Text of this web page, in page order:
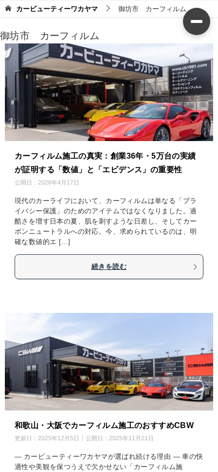
カービューティーワカヤマ 御坊市 カーフィルム
御坊市 カーフィルム
カーフィルム施工の真実：創業36年・5万台の実績
が証明する「数値」と「エビデンス」の重要性
公開日： 2026年4月17日
現代のカーライフにおいて、カーフィルムは単なる「プラ
イバシー保護」のためのアイテムではなくなりました。過
酷さを増す日本の夏、肌を刺すような日差し、そしてカー
ボンニュートラルへの対応。今、求められているのは、明
確な数値的エ […]
続きを読む
和歌山・大阪でカーフィルム施工のおすすめCBW
更新日： 2025年12月5日 公開日： 2025年11月21日
― カービューティーワカヤマが選ばれ続ける理由 ― 車の快
適性や美観を保つうえで欠かせない「カーフィルム施